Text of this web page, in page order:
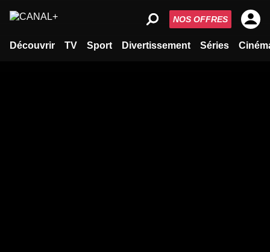
Découvrir TV Sport Divertissement Séries
NOS OFFRES